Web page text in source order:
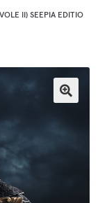
II) SEEPIA EDITIO